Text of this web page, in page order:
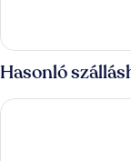
tengerpartra
részletei
Hasonló
Apricus Suites